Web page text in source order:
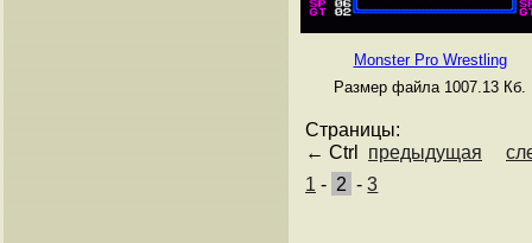
Monster Pro Wrestling
Размер файла 1007.13 Кб.
Страницы:
← Ctrl предыдущая
1 - 2 -3